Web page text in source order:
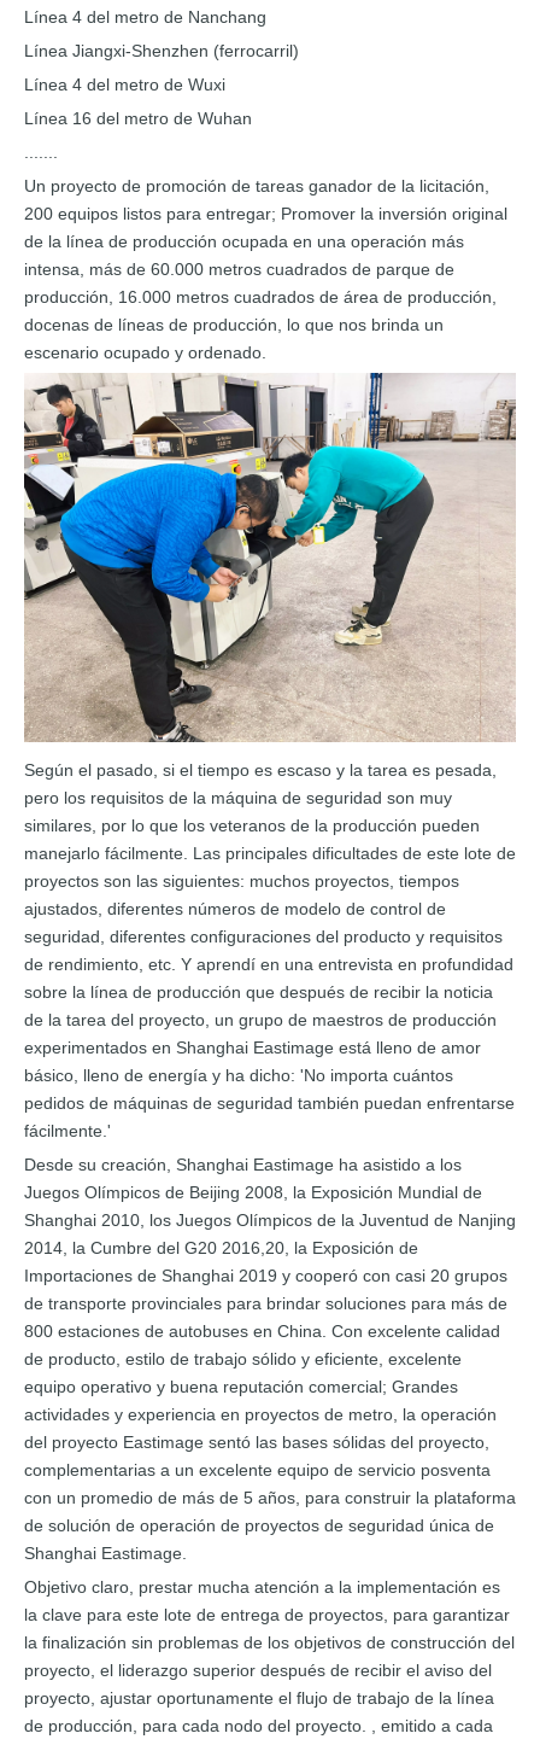
Línea 4 del metro de Nanchang
Línea Jiangxi-Shenzhen (ferrocarril)
Línea 4 del metro de Wuxi
Línea 16 del metro de Wuhan
Un proyecto de promoción de tareas ganador de la licitación,
200 equipos listos para entregar; Promover la inversión original
de la línea de producción ocupada en una operación más
intensa, más de 60.000 metros cuadrados de parque de
producción, 16.000 metros cuadrados de área de producción,
docenas de líneas de producción, lo que nos brinda un
escenario ocupado y ordenado.
Según el pasado, si el tiempo es escaso y la tarea es pesada,
pero los requisitos de la máquina de seguridad son muy
similares, por lo que los veteranos de la producción pueden
manejarlo fácilmente. Las principales dificultades de este lote de
proyectos son las siguientes: muchos proyectos, tiempos
ajustados, diferentes números de modelo de control de
seguridad, diferentes configuraciones del producto y requisitos
de rendimiento, etc. Y aprendí en una entrevista en profundidad
sobre la línea de producción que después de recibir la noticia
de la tarea del proyecto, un grupo de maestros de producción
experimentados en Shanghai Eastimage está lleno de amor
básico, lleno de energía y ha dicho: 'No importa cuántos
pedidos de máquinas de seguridad también puedan enfrentarse
fácilmente.'
Desde su creación, Shanghai Eastimage ha asistido a los
Juegos Olímpicos de Beijing 2008, la Exposición Mundial de
Shanghai 2010, los Juegos Olímpicos de la Juventud de Nanjing
2014, la Cumbre del G20 2016,20, la Exposición de
Importaciones de Shanghai 2019 y cooperó con casi 20 grupos
de transporte provinciales para brindar soluciones para más de
800 estaciones de autobuses en China. Con excelente calidad
de producto, estilo de trabajo sólido y eficiente, excelente
equipo operativo y buena reputación comercial; Grandes
actividades y experiencia en proyectos de metro, la operación
del proyecto Eastimage sentó las bases sólidas del proyecto,
complementarias a un excelente equipo de servicio posventa
con un promedio de más de 5 años, para construir la plataforma
de solución de operación de proyectos de seguridad única de
Shanghai Eastimage.
Objetivo claro, prestar mucha atención a la implementación es
la clave para este lote de entrega de proyectos, para garantizar
la finalización sin problemas de los objetivos de construcción del
proyecto, el liderazgo superior después de recibir el aviso del
proyecto, ajustar oportunamente el flujo de trabajo de la línea
de producción, para cada nodo del proyecto. , emitido a cada